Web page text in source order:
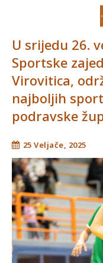
U srijedu 26.
Sportske
Virovitica,
najboljih
podravske
25 Veljače, 2025